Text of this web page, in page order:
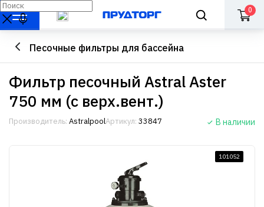
0
Песочные фильтры для бассейна
Фильтр песочный Astral Aster
750 мм (с верх.вент.)
Производитель: AstralpoolАртикул: 33847 В наличии
101052